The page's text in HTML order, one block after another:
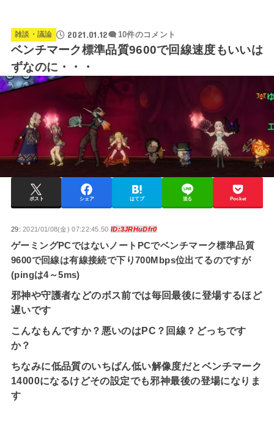
雑談・議論 2021.01.12 10件のコメント
ベンチマーク標準品質9600で回線速度もいいは
ずなのに・・・
ポスト シェア はてブ 送る Pocket
29:2021/01/08(金) 07:22:45.50 ID:3JRHuDfr0
ゲーミングPCではないノートPCでベンチマーク標準品質
9600で回線は有線接続で下り700Mbps位出てるのですが
(pingは4～5ms)
邪神や守護者などのボス前では毎回最後に登場するほど
遅いです
こんなもんですか？悪いのはPC？回線？どっちです
か？
ちなみに低品質のいちばん低い解像度だとベンチマーク
14000になるけどその設定でも邪神最後の登場になりま
す